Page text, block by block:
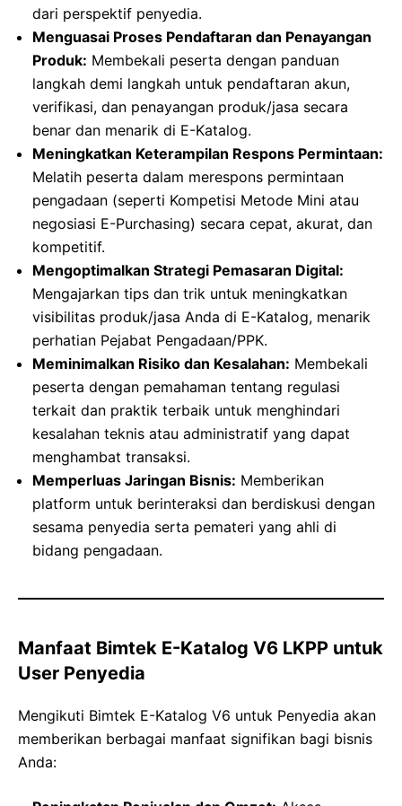
dari perspektif penyedia.
Menguasai Proses Pendaftaran dan Penayangan
Produk: Membekali peserta dengan panduan
langkah demi langkah untuk pendaftaran akun,
verifikasi, dan penayangan produk/jasa secara
benar dan menarik di E-Katalog.
Meningkatkan Keterampilan Respons Permintaan:
Melatih peserta dalam merespons permintaan
pengadaan (seperti Kompetisi Metode Mini atau
negosiasi E-Purchasing) secara cepat, akurat, dan
kompetitif.
Mengoptimalkan Strategi Pemasaran Digital:
Mengajarkan tips dan trik untuk meningkatkan
visibilitas produk/jasa Anda di E-Katalog, menarik
perhatian Pejabat Pengadaan/PPK.
Meminimalkan Risiko dan Kesalahan: Membekali
peserta dengan pemahaman tentang regulasi
terkait dan praktik terbaik untuk menghindari
kesalahan teknis atau administratif yang dapat
menghambat transaksi.
Memperluas Jaringan Bisnis: Memberikan
platform untuk berinteraksi dan berdiskusi dengan
sesama penyedia serta pemateri yang ahli di
bidang pengadaan.
Manfaat Bimtek E-Katalog V6 LKPP untuk
User Penyedia
Mengikuti Bimtek E-Katalog V6 untuk Penyedia akan
memberikan berbagai manfaat signifikan bagi bisnis
Anda: